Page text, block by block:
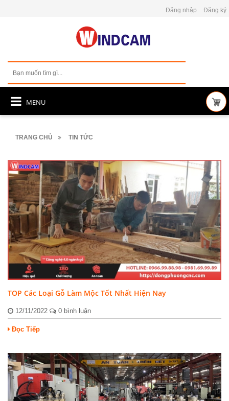
Đăng nhập Đăng ký
MENU
TRANG CHỦ TIN TỨC
TOP Các Loại Gỗ Làm Mộc Tốt Nhất Hiện Nay
12/11/2022 0 bình luận
Đọc Tiếp